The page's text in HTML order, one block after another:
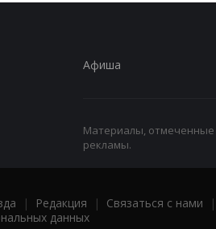
Афиша
Материалы, отмеченные
рекламы.
| Редакция | Связаться с нами |
данных